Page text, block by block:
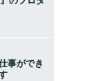
事ができ